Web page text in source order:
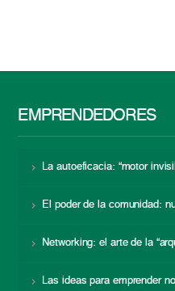
EMPRENDEDORES
La autoeficacia: “motor
El poder de la comunidad:
Networking: el arte de la
Las ideas para emprender